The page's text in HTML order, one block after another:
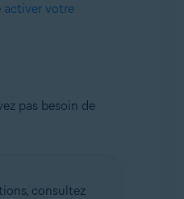
activer votre
pas besoin de
consultez